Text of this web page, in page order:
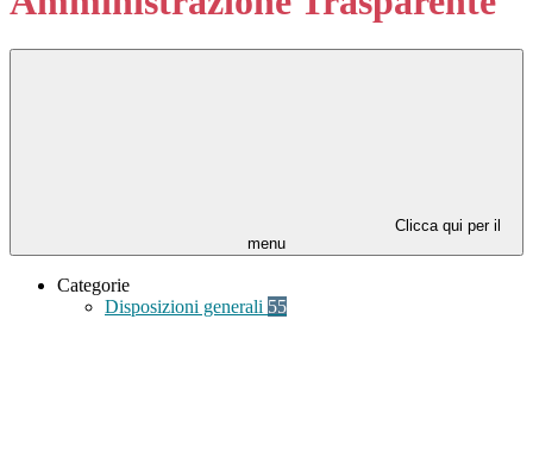
Clicca qui per il
menu
Categorie
Disposizioni generali 55